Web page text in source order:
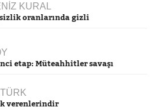
KURAL
oranlarında gizli
etap: Müteahhitler savaşı
verenlerindir